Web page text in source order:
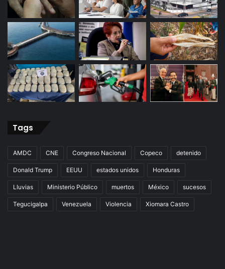
Tags
AMDC CNE Congreso Nacional Copeco detenido
Donald Trump EEUU estados unidos Honduras
Lluvias Ministerio Público muertos México sucesos
Tegucigalpa Venezuela Violencia Xiomara Castro